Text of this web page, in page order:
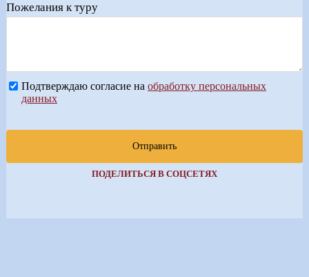
Пожелания к туру
Подтверждаю согласие на обработку персональных
данных
Отправить
ПОДЕЛИТЬСЯ В СОЦСЕТЯХ